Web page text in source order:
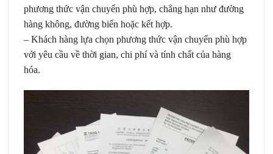
phương thức vận chuyển phù hợp, chẳng hạn như đường
hàng không, đường biển hoặc kết hợp.
– Khách hàng lựa chọn phương thức vận chuyển phù hợp
với yêu cầu về thời gian, chi phí và tính chất của hàng
hóa.